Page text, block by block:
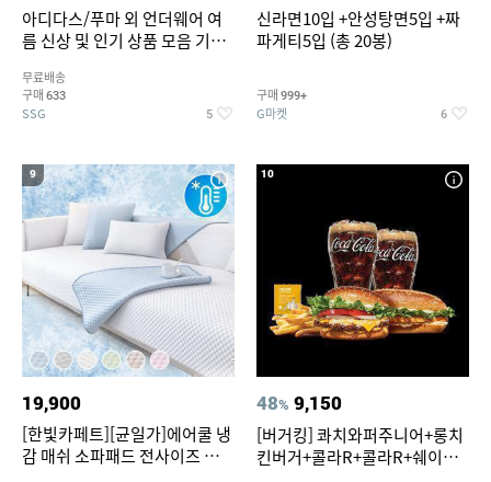
아디다스/푸마 외 언더웨어 여
름 신상 및 인기 상품 모음 기획
무료배송
구매 633
SSG 5
신라면10입 +안성탕면5입 +짜
파게티5입 (총 20봉)
구매 999+
G마켓 6
9
19,900
[한빛카페트][균일가]에어쿨 냉
감 매쉬 소파패드 전사이즈 균일
10
48% 9,150
[버거킹] 콰치와퍼주니어+롱치
킨버거+콜라R+콜라R+쉐이킹